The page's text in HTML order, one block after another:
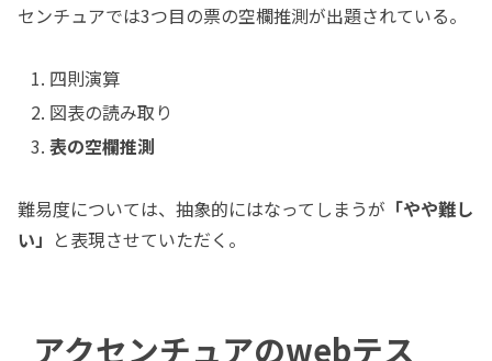
センチュアでは3つ目の票の空欄推測が出題されている。
四則演算
図表の読み取り
表の空欄推測
難易度については、抽象的にはなってしまうが 「やや難し
い」 と表現させていただく。
アクセンチュアのwebテス